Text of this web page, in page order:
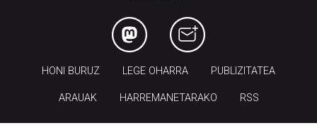
HONI BURUZ LEGE OHARRA PUBLIZITATEA
ARAUAK HARREMANETARAKO RSS